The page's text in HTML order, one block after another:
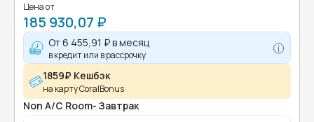
Цена от
185 930,07 ₽
От6 455,91 ₽в месяц
в кредит или в рассрочку
1859₽ Кешбэк
на карту CoralBonus
Non A/C Room- Завтрак